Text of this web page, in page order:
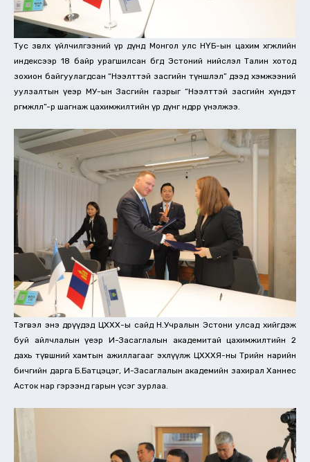
Тус зөвлөх үйлчилгээний үр дүнд Монгол улс НҮБ-ын цахим хөгжлийн
индексээр 18 байр урагшилсан бөгөөд Эстоний нийслэл Талин хотод
зохион байгуулагдсан “Нээлттэй засгийн түншлэл” дээд хэмжээний
уулзалтын үеэр МУ-ын Засгийн газрыг “Нээлттэй засгийн хүндэт
өргөмжлөл”-өөр шагнаж цахимжилтийн үр дүнг өндрөөр үнэлжээ.
Тэгвэл энэ өдрүүдэд ЦХХХ-ы сайд Н.Учралын Эстони улсад хийгдэж
буй айлчлалын үеэр И-Засаглалын академитай цахимжилтийн 2
дахь түвшний хамтын ажиллагааг эхлүүлж ЦХХХЯ-ны Төрийн нарийн
бичгийн дарга Б.Батцэцэг, И-Засаглалын академийн захирал Ханнес
Асток нар гэрээнд гарын үсэг зурлаа.